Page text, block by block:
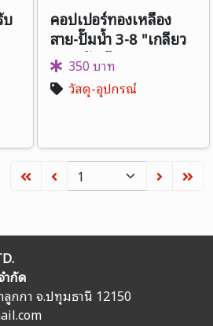
บ
คอปเปอร์ทองเหลือง
สาย-ปั๊มน้ำ 3-8 "เกลียว
นอก-ตัวเมีย
350 บาท
วัสดุ-อุปกรณ์
ำกัด
ลูกกา จ.ปทุมธานี 12150